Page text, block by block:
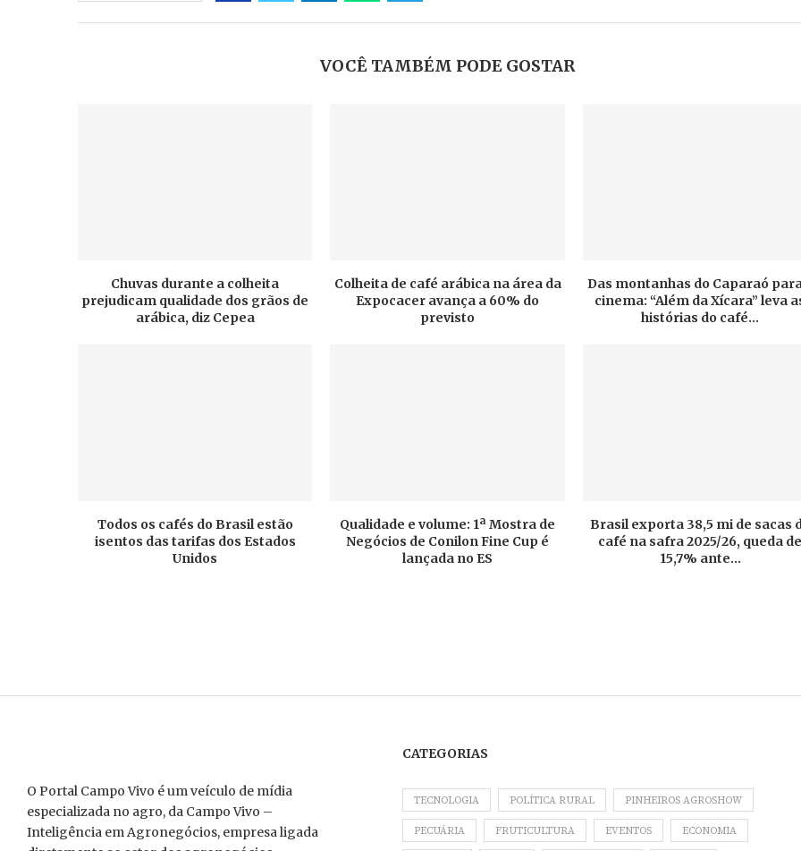
VOCÊ TAMBÉM PODE GOSTAR
Chuvas durante a colheita
prejudicam qualidade dos grãos de
arábica, diz Cepea
Colheita de café arábica na área da
Expocacer avança a 60% do
previsto
Das montanhas do Caparaó
cinema: “Além da Xícara” leva
histórias do café...
Todos os cafés do Brasil estão
isentos das tarifas dos Estados
Unidos
Qualidade e volume: 1ª Mostra de
Negócios de Conilon Fine Cup é
lançada no ES
Brasil exporta 38,5 mi de sacas
café na safra 2025/26, queda
15,7% ante...
O Portal Campo Vivo é um veículo de mídia
especializada no agro, da Campo Vivo –
Inteligência em Agronegócios, empresa ligada
CATEGORIAS
TECNOLOGIA POLÍTICA RURAL PINHEIROS AGROSHOW
PECUÁRIA FRUTICULTURA EVENTOS ECONOMIA